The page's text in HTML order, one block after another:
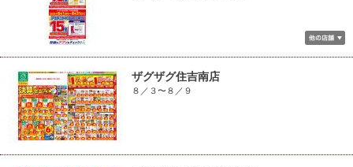
ザグザグ住吉南店
８／３〜８／９